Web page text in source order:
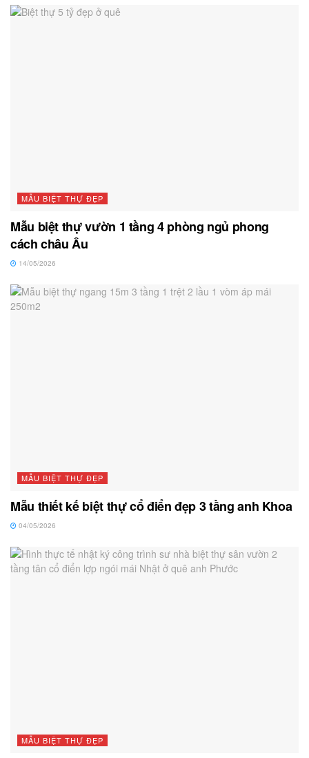
MẪU BIỆT THỰ ĐẸP
Mẫu biệt thự vườn 1 tầng 4 phòng ngủ phong
cách châu Âu
14/05/2026
MẪU BIỆT THỰ ĐẸP
Mẫu thiết kế biệt thự cổ điển đẹp 3 tầng anh Khoa
04/05/2026
MẪU BIỆT THỰ ĐẸP